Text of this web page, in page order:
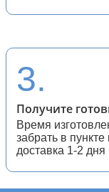
3.
Получите
Время
забрать в
доставка 1-2 дня